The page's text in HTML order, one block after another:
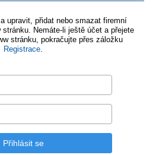
upravit, přidat nebo smazat firemní
stránku. Nemáte-li ještě účet a přejete
stránku, pokračujte přes záložku
Registrace.